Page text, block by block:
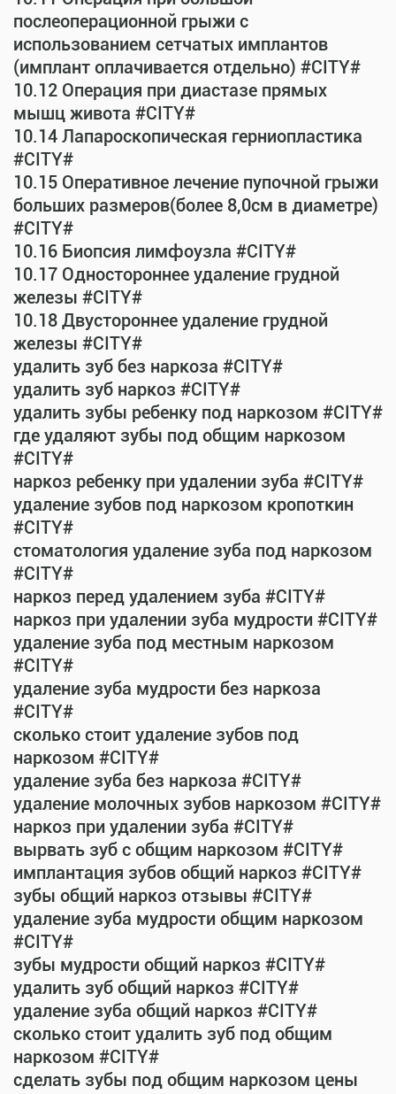
послеоперационной грыжи с
использованием сетчатых имплантов
(имплант оплачивается отдельно) #CITY#
10.12 Операция при диастазе прямых
мышц живота #CITY#
10.14 Лапароскопическая герниопластика
#CITY#
10.15 Оперативное лечение пупочной грыжи
больших размеров(более 8,0см в диаметре)
#CITY#
10.16 Биопсия лимфоузла #CITY#
10.17 Одностороннее удаление грудной
железы #CITY#
10.18 Двустороннее удаление грудной
железы #CITY#
удалить зуб без наркоза #CITY#
удалить зуб наркоз #CITY#
удалить зубы ребенку под наркозом #CITY#
где удаляют зубы под общим наркозом
#CITY#
наркоз ребенку при удалении зуба #CITY#
удаление зубов под наркозом кропоткин
#CITY#
стоматология удаление зуба под наркозом
#CITY#
наркоз перед удалением зуба #CITY#
наркоз при удалении зуба мудрости #CITY#
удаление зуба под местным наркозом
#CITY#
удаление зуба мудрости без наркоза
#CITY#
сколько стоит удаление зубов под
наркозом #CITY#
удаление зуба без наркоза #CITY#
удаление молочных зубов наркозом #CITY#
наркоз при удалении зуба #CITY#
вырвать зуб с общим наркозом #CITY#
имплантация зубов общий наркоз #CITY#
зубы общий наркоз отзывы #CITY#
удаление зуба мудрости общим наркозом
#CITY#
зубы мудрости общий наркоз #CITY#
удалить зуб общий наркоз #CITY#
удаление зуба общий наркоз #CITY#
сколько стоит удалить зуб под общим
наркозом #CITY#
сделать зубы под общим наркозом цены